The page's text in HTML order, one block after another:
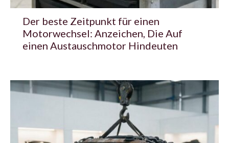
Der beste Zeitpunkt für einen
Motorwechsel: Anzeichen, Die Auf
einen Austauschmotor Hindeuten